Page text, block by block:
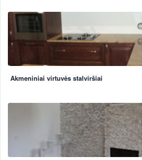
Akmeniniai virtuvės stalviršiai